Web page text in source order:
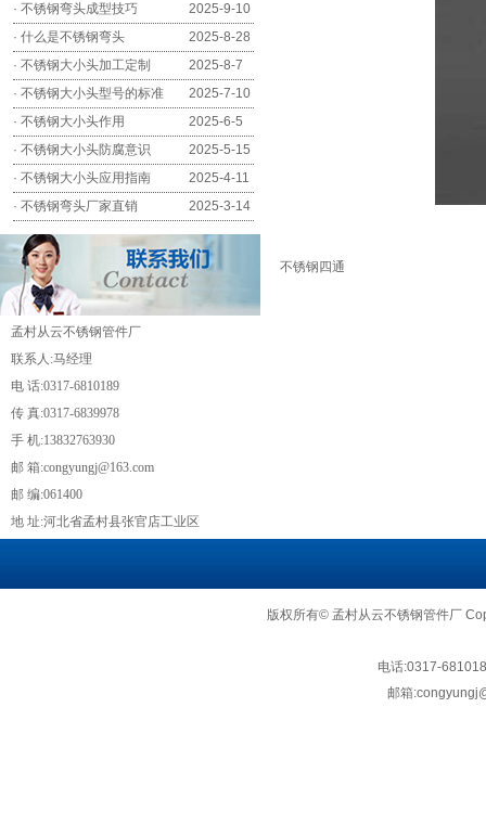
· 不锈钢弯头成型技巧
2025-9-10
· 什么是不锈钢弯头
2025-8-28
· 不锈钢大小头加工定制
2025-8-7
· 不锈钢大小头型号的标准
2025-7-10
· 不锈钢大小头作用
2025-6-5
· 不锈钢大小头防腐意识
2025-5-15
· 不锈钢大小头应用指南
2025-4-11
· 不锈钢弯头厂家直销 2025-3-14
孟村从云不锈钢管件厂
联系人:马经理
电 话:0317-6810189
传 真:0317-6839978
手 机:13832763930
邮 箱:congyungj@163.com
邮 编:061400
地 址:河北省孟村县张官店工业区
不锈钢四通
版权所有© 孟村从云不锈钢管件厂
电话:0317-
邮箱: